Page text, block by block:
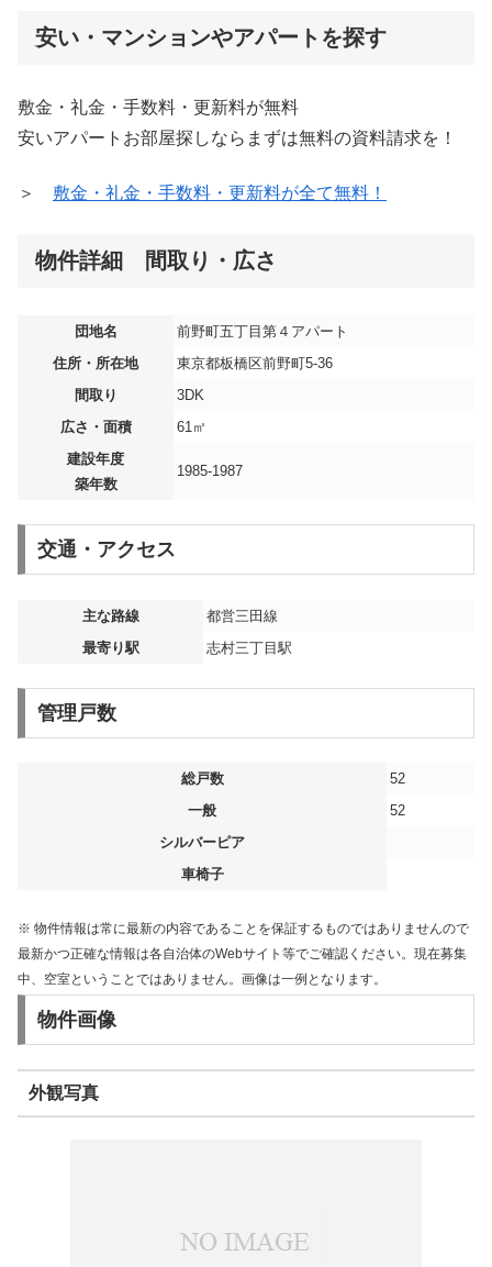
安い・マンションやアパートを探す
敷金・礼金・手数料・更新料が無料
安いアパートお部屋探しならまずは無料の資料請求を！
＞ 敷金・礼金・手数料・更新料が全て無料！
物件詳細 間取り・広さ
団地名
前野町五丁目第４アパート
住所・所在地
東京都板橋区前野町5-36
間取り
3DK
広さ・面積
61㎡
建設年度
築年数
1985-1987
交通・アクセス
主な路線
都営三田線
最寄り駅
志村三丁目駅
管理戸数
総戸数
52
一般
52
シルバーピア
車椅子
※ 物件情報は常に最新の内容であることを保証するものではありませんので
最新かつ正確な情報は各自治体のWebサイト等でご確認ください。現在募集
中、空室ということではありません。画像は一例となります。
物件画像
外観写真